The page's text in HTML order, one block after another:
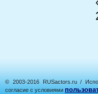
© 2003-2016 RUSactors.ru /
согласие с условиями